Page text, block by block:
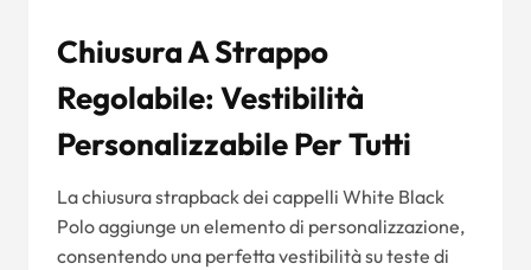
Chiusura A Strappo
Regolabile: Vestibilità
Personalizzabile Per Tutti
La chiusura strapback dei cappelli White Black
Polo aggiunge un elemento di personalizzazione,
consentendo una perfetta vestibilità su teste di